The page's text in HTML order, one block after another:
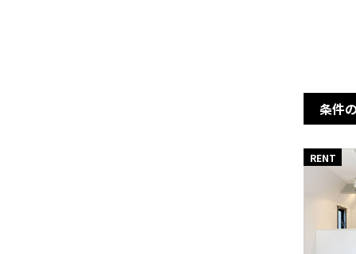
条件
RENT